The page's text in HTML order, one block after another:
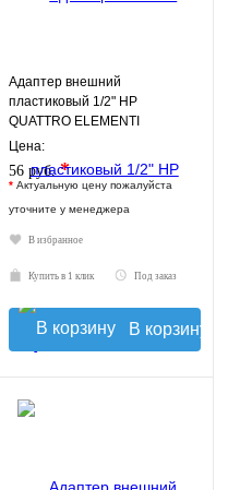
Адаптер внешний
пластиковый 1/2" НР
QUATTRO ELEMENTI
Цена:
56 руб.*
* Актуальную цену пожалуйста
уточните у менеджера
В избранное
Купить в 1 клик Под заказ
В корзину